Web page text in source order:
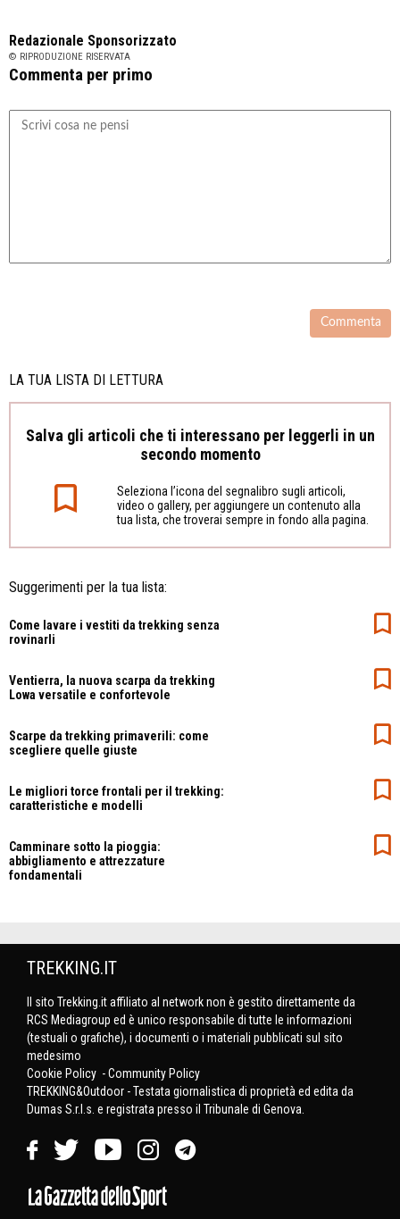
Redazionale Sponsorizzato
© RIPRODUZIONE RISERVATA
Commenta per primo
LA TUA LISTA DI LETTURA
Salva gli articoli che ti interessano per leggerli in un
secondo momento
Seleziona l’icona del segnalibro sugli articoli,
video o gallery, per aggiungere un contenuto alla
tua lista, che troverai sempre in fondo alla pagina.
Suggerimenti per la tua lista:
Come lavare i vestiti da trekking senza
rovinarli
Ventierra, la nuova scarpa da trekking
Lowa versatile e confortevole
Scarpe da trekking primaverili: come
scegliere quelle giuste
Le migliori torce frontali per il trekking:
caratteristiche e modelli
Camminare sotto la pioggia:
abbigliamento e attrezzature
fondamentali
TREKKING.IT
Il sito Trekking.it affiliato al network non è gestito direttamente da
RCS Mediagroup ed è unico responsabile di tutte le informazioni
(testuali o grafiche), i documenti o i materiali pubblicati sul sito
medesimo
Cookie Policy -Community Policy
TREKKING&Outdoor - Testata giornalistica di proprietà ed edita da
Dumas S.r.l.s. e registrata presso il Tribunale di Genova.